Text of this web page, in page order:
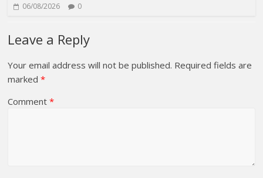
06/08/2026 0
Leave a Reply
Your email address will not be published. Required fields are
marked*
Comment*